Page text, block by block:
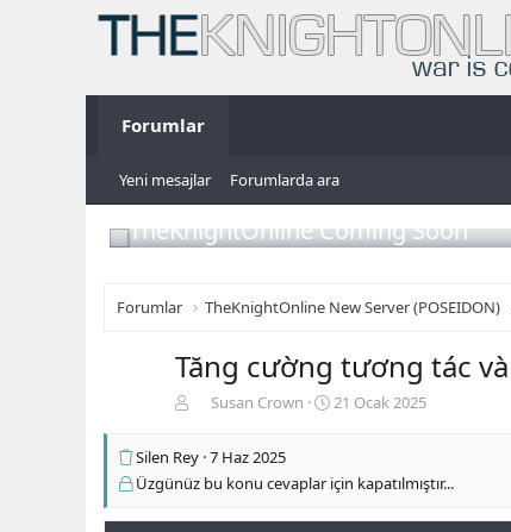
Forumlar
Yeni mesajlar Forumlarda ara
TheKnightOnline Coming Soon
Forumlar TheKnightOnline New Server (POSEIDON)
Tăng cường tương tác
b
u
Susan Crown
B
a
21 Ocak 2025
Silen Rey 7 Haz 2025
Üzgünüz bu konu cevaplar için kapatılmıştır...